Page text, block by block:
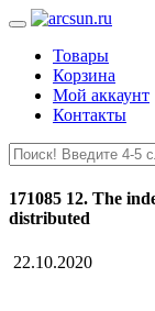
Товары
Корзина
Мой аккаунт
Контакты
171085 12. The
distributed
22.10.2020